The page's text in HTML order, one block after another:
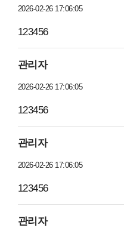
2026-02-26 17:06:05
123456
관리자
2026-02-26 17:06:05
123456
관리자
2026-02-26 17:06:05
123456
관리자